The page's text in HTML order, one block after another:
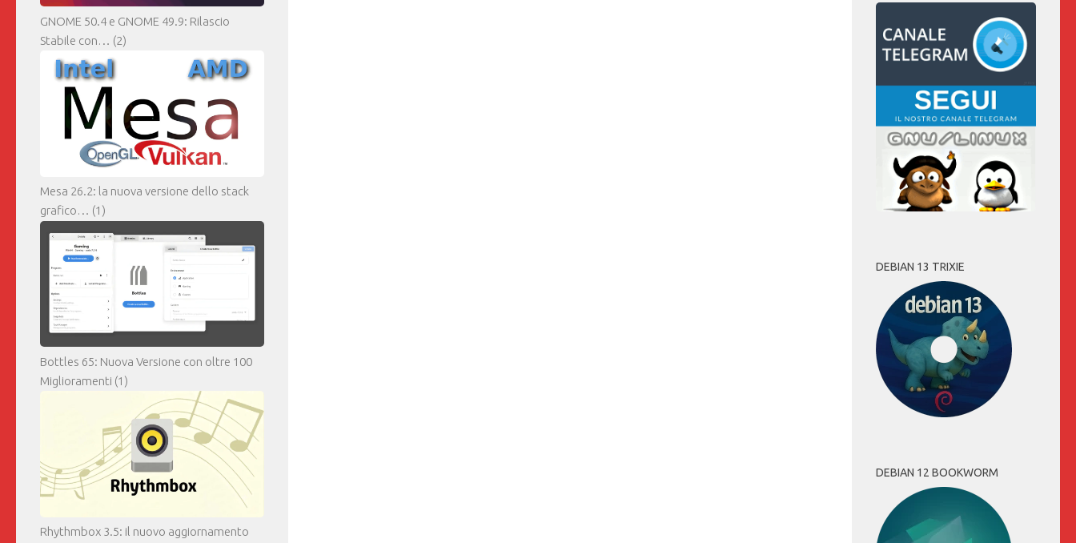
GNOME 50.4 e GNOME 49.9: Rilascio
Stabile con… (2)
Mesa 26.2: la nuova versione dello stack
grafico… (1)
Bottles 65: Nuova Versione con oltre 100
Miglioramenti (1)
Rhythmbox 3.5: il nuovo aggiornamento
DEBIAN 13 TRIXIE
DEBIAN 12 BOOKWORM